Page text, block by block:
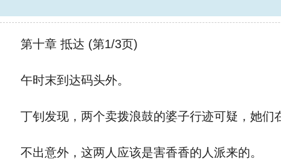
第十章 抵达 (第1/3页)
午时末到达码头外。
丁钊发现，两个卖拨浪鼓的婆子行迹可疑，她们
不出意外，这两人应该是害香香的人派来的。